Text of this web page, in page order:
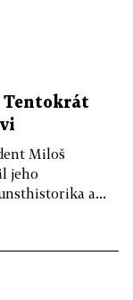
Tentokrát
Miloš
jeho
a...